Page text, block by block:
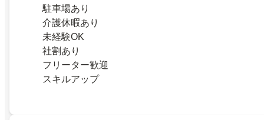
駐車場あり
介護休暇あり
未経験OK
社割あり
フリーター歓迎
スキルアップ